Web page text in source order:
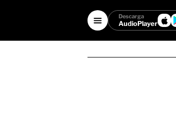
Descarga
AudioPlayer